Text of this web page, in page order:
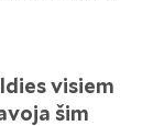
visiem
šim